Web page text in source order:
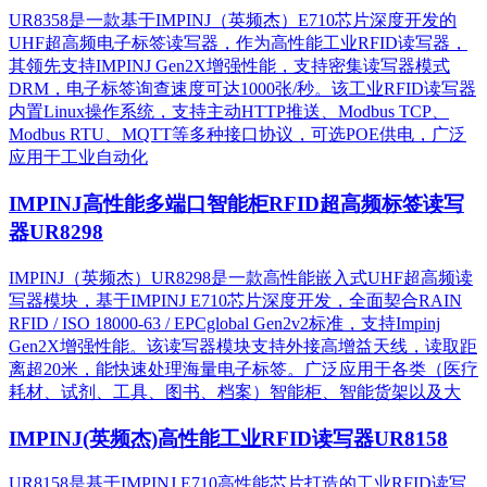
UR8358是一款基于IMPINJ（英频杰）E710芯片深度开发的
UHF超高频电子标签读写器，作为高性能工业RFID读写器，
其领先支持IMPINJ Gen2X增强性能，支持密集读写器模式
DRM，电子标签询查速度可达1000张/秒。该工业RFID读写器
内置Linux操作系统，支持主动HTTP推送、Modbus TCP、
Modbus RTU、MQTT等多种接口协议，可选POE供电，广泛
应用于工业自动化
IMPINJ高性能多端口智能柜RFID超高频标签读写
器UR8298
IMPINJ（英频杰）UR8298是一款高性能嵌入式UHF超高频读
写器模块，基于IMPINJ E710芯片深度开发，全面契合RAIN
RFID / ISO 18000-63 / EPCglobal Gen2v2标准，支持Impinj
Gen2X增强性能。该读写器模块支持外接高增益天线，读取距
离超20米，能快速处理海量电子标签。广泛应用于各类（医疗
耗材、试剂、工具、图书、档案）智能柜、智能货架以及大
IMPINJ(英频杰)高性能工业RFID读写器UR8158